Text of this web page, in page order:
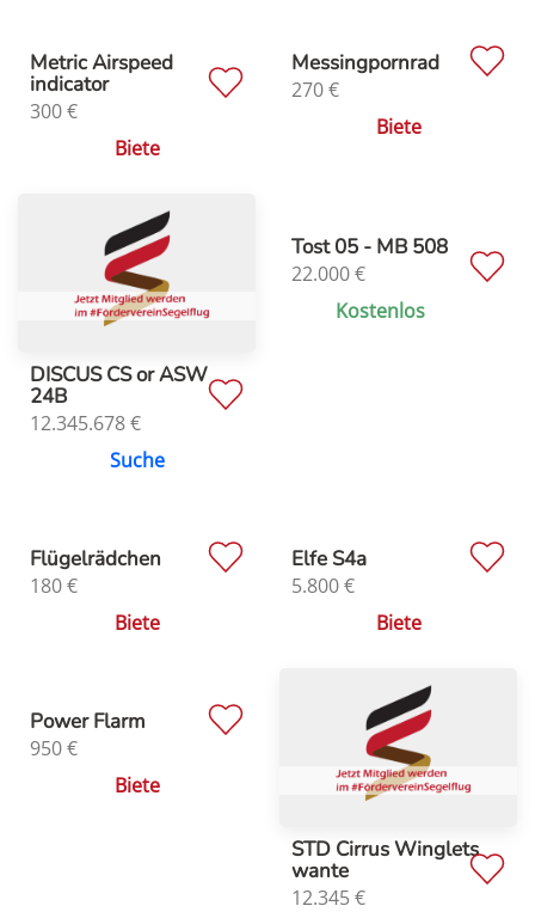
Metric Airspeed
indicator
300€
Biete
Messingpornrad
270€
Biete
DISCUS CS or ASW
24B
12.345.678€
Suche
Tost 05 - MB 508
22.000€
Kostenlos
Flügelrädchen
180€
Biete
Elfe S4a
5.800€
Biete
Power Flarm
950€
Biete
STD Cirrus Winglets
wante
12.345€